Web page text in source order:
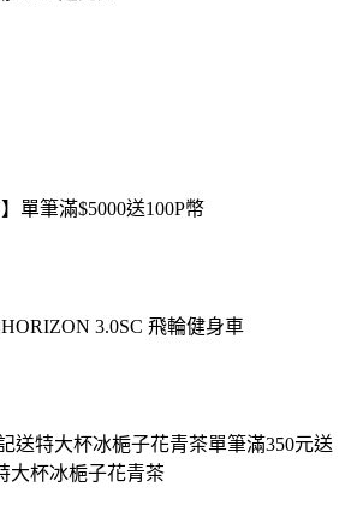
單筆滿$5000送100P幣
3.0SC 飛輪健身車
送特大杯冰梔子花青茶單筆滿350元送
大杯冰梔子花青茶